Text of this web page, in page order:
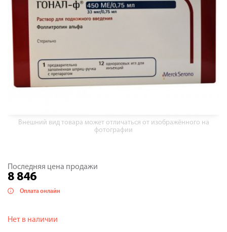
Внешний вид товара может отличаться от изображённого на
фотографии
Последняя цена продажи
8 846
Оплата онлайн
Нет в наличии